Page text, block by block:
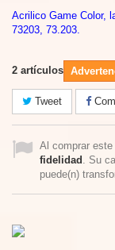
Acrilico Game Color,
73203, 73.203.
2 artículos
Tweet
Al comprar
fidelidad . Su
puede(n)